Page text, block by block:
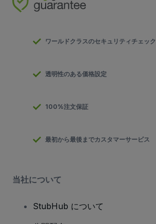
ワールドクラスのセキュリティチェック
透明性のある価格設定
100%注文保証
最初から最後までカスタマーサービス
当社について
StubHub について